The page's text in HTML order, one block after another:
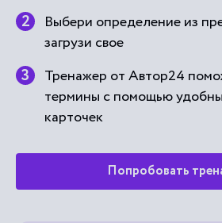
Выбери определение из
загрузи свое
Тренажер от Автор24
термины с помощью
карточек
Попробовать